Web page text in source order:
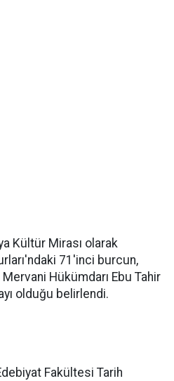
Kültür Mirası olarak
71'inci burcun,
Hükümdarı Ebu Tahir
olduğu belirlendi.
Fakültesi Tarih